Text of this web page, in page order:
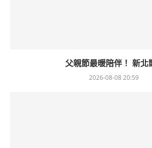
父親節最暖陪伴！ 新北
2026-08-08 20:59